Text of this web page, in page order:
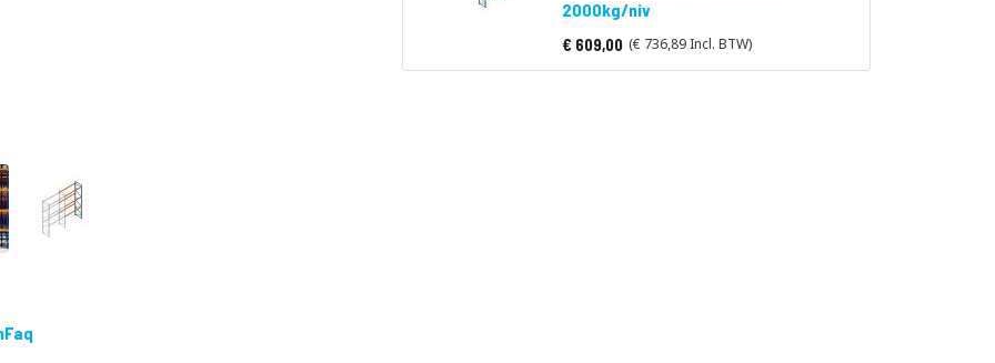
2000kg/niv
Vanaf
609,00 736,89
Faq